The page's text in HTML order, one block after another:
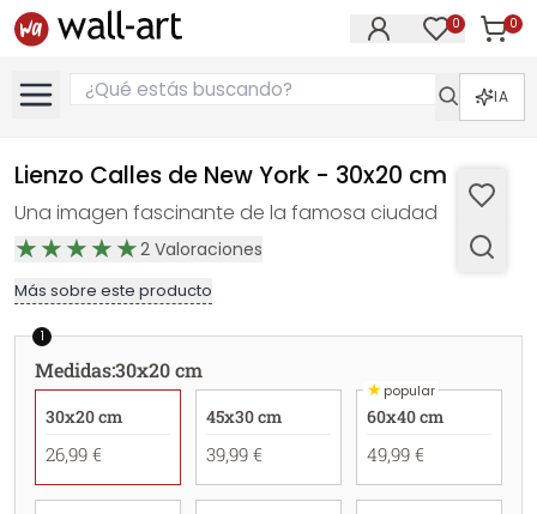
0 0
IA
Lienzo Calles de New York - 30x20 cm
Una imagen fascinante de la famosa ciudad
2 Valoraciones
Más sobre este producto
1
Medidas:30x20 cm
30x20 cm
26,99 €
45x30 cm
39,99 €
★popular
60x40 cm
49,99 €